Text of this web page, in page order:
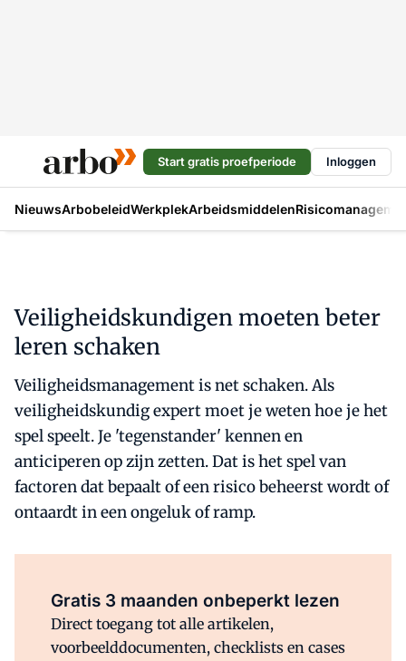
Start gratis proefperiode Inloggen
NieuwsArbobeleidWerkplekArbeidsmiddelen
Veiligheidskundigen moeten beter
leren schaken
Veiligheidsmanagement is net schaken. Als
veiligheidskundig expert moet je weten hoe je het
spel speelt. Je 'tegenstander' kennen en
anticiperen op zijn zetten. Dat is het spel van
factoren dat bepaalt of een risico beheerst wordt of
ontaardt in een ongeluk of ramp.
Gratis 3 maanden onbeperkt lezen
Direct toegang tot alle artikelen,
voorbeelddocumenten, checklists en cases